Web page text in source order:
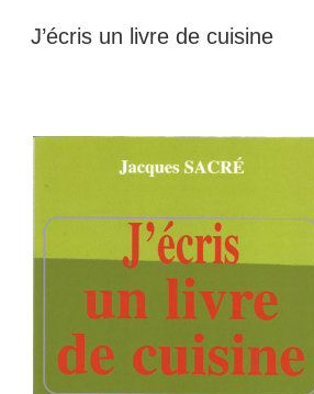
J’écris un livre de cuisine